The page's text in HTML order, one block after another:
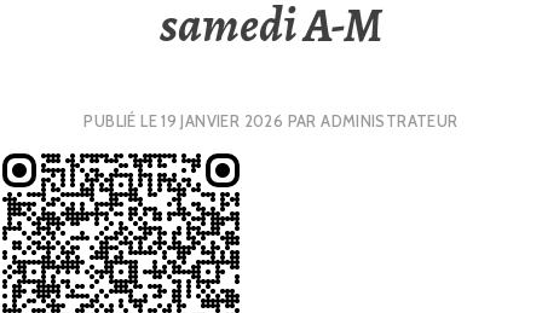
samedi A-M
PUBLIÉ LE19 JANVIER 2026 PARADMINISTRATEUR